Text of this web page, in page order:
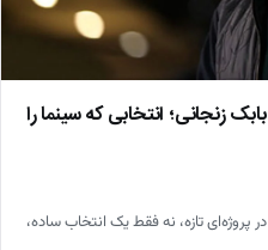
زنجانی؛ انتخابی که سینما را
پروژه‌ای تازه، نه فقط یک انتخاب ساده،